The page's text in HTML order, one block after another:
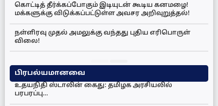
கொட்டித் தீர்க்கப்போகும் இடியுடன் கூடிய கனமழை!
மக்களுக்கு விடுக்கப்பட்டுள்ள அவசர அறிவுறுத்தல்!
நள்ளிரவு முதல் அமலுக்கு வந்தது புதிய எரிபொருள்
விலை!
பிரபல்யமானவை
உதயநிதி ஸ்டாலின் கைது: தமிழக அரசியலில்
பரபரப்பு…